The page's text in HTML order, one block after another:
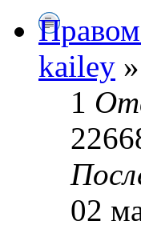
kailey
1
02